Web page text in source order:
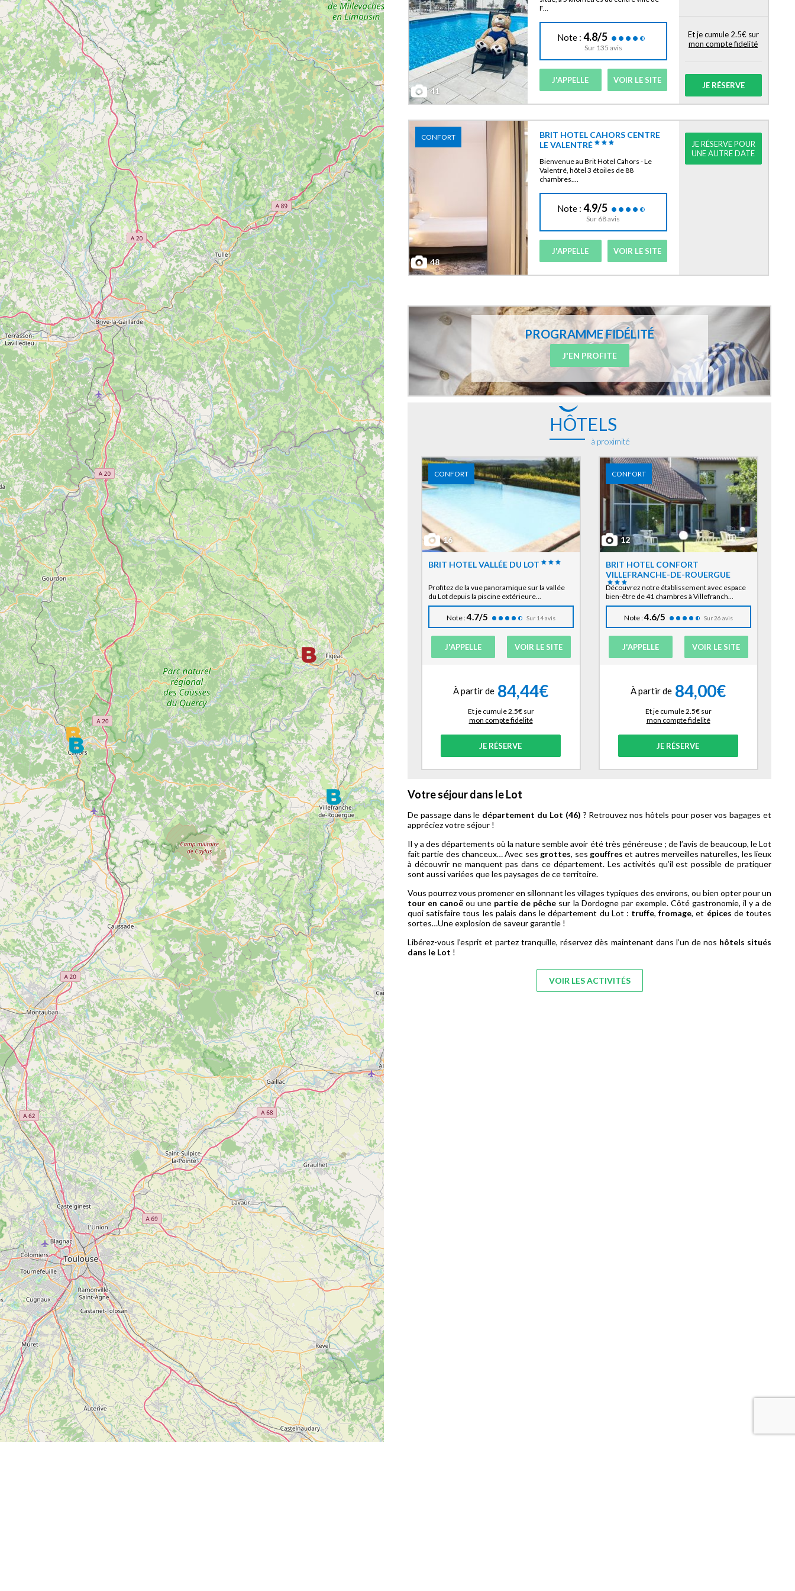
41
F...
Note : 4.8/5
Sur 135 avis
J'APPELLE VOIR LE SITE
Et je cumule 2.5€ sur
mon compte fidelité
JE RÉSERVE
CONFORT
48
BRIT HOTEL CAHORS CENTRE
LE VALENTRÉ
Bienvenue au Brit Hotel Cahors - Le
Valentré, hôtel 3 étoiles de 88
chambres....
Note : 4.9/5
Sur 68 avis
J'APPELLE VOIR LE SITE
JE RÉSERVE POUR
UNE AUTRE DATE
PROGRAMME FIDÉLITÉ
J'EN PROFITE
HÔTELS
à proximité
CONFORT
16
BRIT HOTEL VALLÉE DU LOT
Profitez de la vue panoramique sur la vallée
du Lot depuis la piscine extérieure...
Note :4.7/5 Sur 14 avis
J'APPELLE VOIR LE SITE
À partir de 84,44€
Et je cumule 2.5€ sur
mon compte fidelité
JE RÉSERVE
CONFORT
12
BRIT HOTEL CONFORT
VILLEFRANCHE-DE-ROUERGUE
Découvrez notre établissement avec espace
bien-être de 41 chambres à Villefranch...
Note :4.6/5 Sur 26 avis
J'APPELLE VOIR LE SITE
À partir de 84,00€
Et je cumule 2.5€ sur
mon compte fidelité
JE RÉSERVE
Votre séjour dans le Lot
De passage dans le département du Lot (46) ? Retrouvez nos hôtels pour poser vos bagages et
appréciez votre séjour !
Il y a des départements où la nature semble avoir été très généreuse ; de l’avis de beaucoup, le Lot
fait partie des chanceux… Avec ses grottes, ses gouffreset autres merveilles naturelles, les lieux
à découvrir ne manquent pas dans ce département. Les activités qu’il est possible de pratiquer
sont aussi variées que les paysages de ce territoire.
Vous pourrez vous promener en sillonnant les villages typiques des environs, ou bien opter pour un
tour en canoë ou une partie de pêche sur la Dordogne par exemple. Côté gastronomie, il y a de
quoi satisfaire tous les palais dans le département du Lot : truffe,fromage, et épices de toutes
sortes…Une explosion de saveur garantie !
Libérez-vous l’esprit et partez tranquille, réservez dès maintenant dans l’un de nos hôtels situés
dans le Lot !
VOIR LES ACTIVITÉS